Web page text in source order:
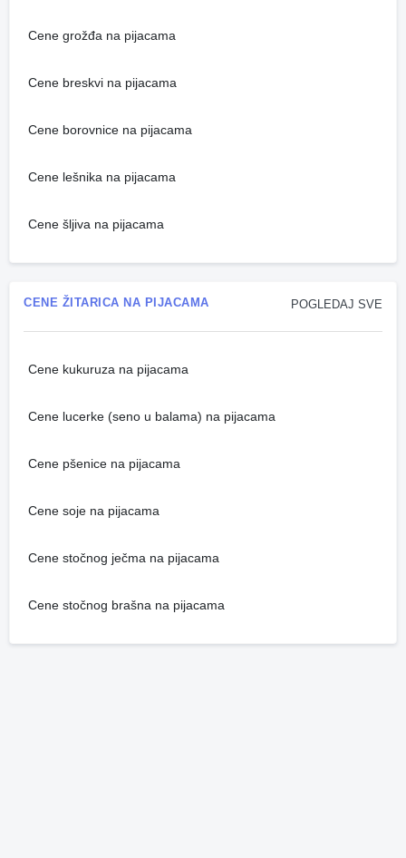
Cene grožđa na pijacama
Cene breskvi na pijacama
Cene borovnice na pijacama
Cene lešnika na pijacama
Cene šljiva na pijacama
POGLEDAJ SVE
CENE ŽITARICA NA PIJACAMA
Cene kukuruza na pijacama
Cene lucerke (seno u balama) na pijacama
Cene pšenice na pijacama
Cene soje na pijacama
Cene stočnog ječma na pijacama
Cene stočnog brašna na pijacama